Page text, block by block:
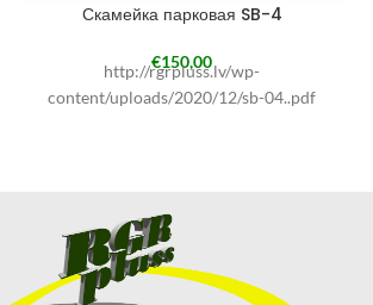
Скамейка парковая SB-4
€150,00
http://rgrpluss.lv/wp-
content/uploads/2020/12/sb-04..pdf